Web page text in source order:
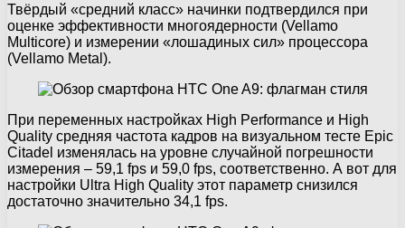
Твёрдый «средний класс» начинки подтвердился при
оценке эффективности многоядерности (Vellamo
Multicore) и измерении «лошадиных сил» процессора
(Vellamo Metal).
При переменных настройках High Performance и High
Quality средняя частота кадров на визуальном тесте Epic
Citadel изменялась на уровне случайной погрешности
измерения – 59,1 fps и 59,0 fps, соответственно. А вот для
настройки Ultra High Quality этот параметр снизился
достаточно значительно 34,1 fps.